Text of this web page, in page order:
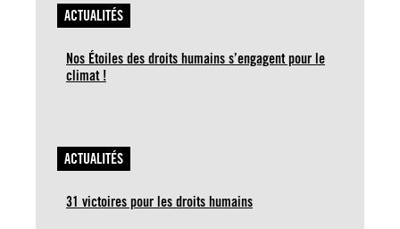
ACTUALITÉS
Nos Étoiles des droits humains s’engagent pour le
climat !
ACTUALITÉS
31 victoires pour les droits humains